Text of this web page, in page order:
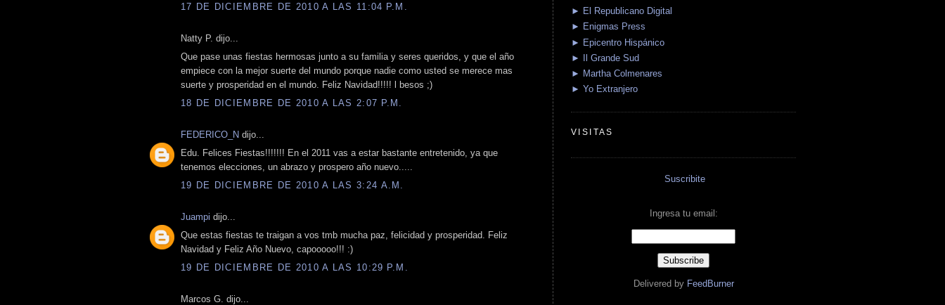
17 DE DICIEMBRE DE 2010 A LAS 11:04 P.M.
Natty P. dijo...
Que pase unas fiestas hermosas junto a su familia y seres queridos, y que el año
empiece con la mejor suerte del mundo porque nadie como usted se merece mas
suerte y prosperidad en el mundo. Feliz Navidad!!!!! l besos ;)
18 DE DICIEMBRE DE 2010 A LAS 2:07 P.M.
FEDERICO_N dijo...
Edu. Felices Fiestas!!!!!!! En el 2011 vas a estar bastante entretenido, ya que
tenemos elecciones, un abrazo y prospero año nuevo.....
19 DE DICIEMBRE DE 2010 A LAS 3:24 A.M.
Juampi dijo...
Que estas fiestas te traigan a vos tmb mucha paz, felicidad y prosperidad. Feliz
Navidad y Feliz Año Nuevo, capooooo!!! :)
19 DE DICIEMBRE DE 2010 A LAS 10:29 P.M.
Marcos G. dijo...
► El Republicano Digital
► Enigmas Press
► Epicentro Hispánico
► Il Grande Sud
► Martha Colmenares
► Yo Extranjero
VISITAS
Suscribite
Ingresa tu email:
Delivered by FeedBurner